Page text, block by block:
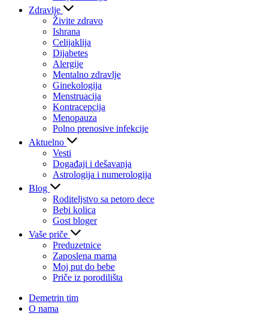
Zdravlje
Živite zdravo
Ishrana
Celijaklija
Dijabetes
Alergije
Mentalno zdravlje
Ginekologija
Menstruacija
Kontracepcija
Menopauza
Polno prenosive infekcije
Aktuelno
Vesti
Događaji i dešavanja
Astrologija i numerologija
Blog
Roditeljstvo sa petoro dece
Bebi kolica
Gost bloger
Vaše priče
Preduzetnice
Zaposlena mama
Moj put do bebe
Priče iz porodilišta
Demetrin tim
O nama